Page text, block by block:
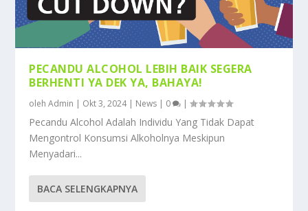
PECANDU ALCOHOL LEBIH BAIK SEGERA
BERHENTI YA DEK YA, BAHAYA!
olehAdmin | Okt 3, 2024| News | 0 |
Pecandu Alcohol Adalah Individu Yang Tidak Dapat
Mengontrol Konsumsi Alkoholnya Meskipun
Menyadari...
BACA SELENGKAPNYA